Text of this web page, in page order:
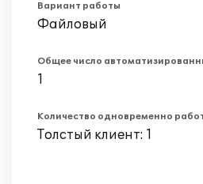
Вариант работы
Файловый
Общее число
1
Количество одновременно
Толстый клиент: 1